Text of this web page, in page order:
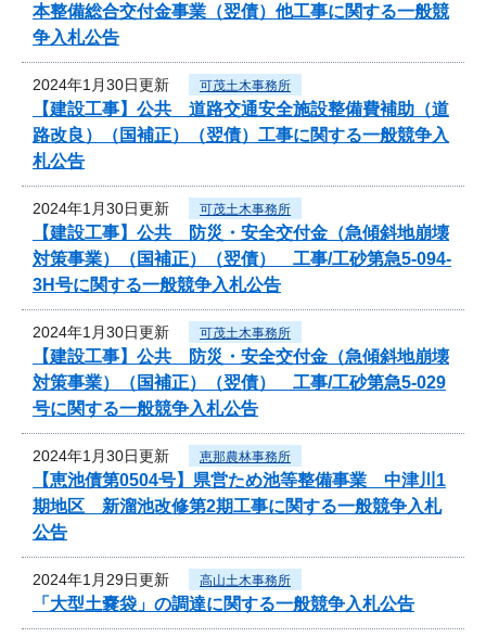
本整備総合交付金事業（翌債）他工事に関する一般競
争入札公告
2024年1月30日更新 可茂土木事務所
【建設工事】公共 道路交通安全施設整備費補助（道
路改良）（国補正）（翌債）工事に関する一般競争入
札公告
2024年1月30日更新 可茂土木事務所
【建設工事】公共 防災・安全交付金（急傾斜地崩壊
対策事業）（国補正）（翌債） 工事/工砂第急5-094-
3H号に関する一般競争入札公告
2024年1月30日更新 可茂土木事務所
【建設工事】公共 防災・安全交付金（急傾斜地崩壊
対策事業）（国補正）（翌債） 工事/工砂第急5-029
号に関する一般競争入札公告
2024年1月30日更新 恵那農林事務所
【恵池債第0504号】県営ため池等整備事業 中津川1
期地区 新溜池改修第2期工事に関する一般競争入札
公告
2024年1月29日更新 高山土木事務所
「大型土嚢袋」の調達に関する一般競争入札公告